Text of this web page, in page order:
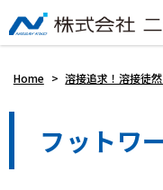
Home > 溶接追求！溶接徒
フットワ